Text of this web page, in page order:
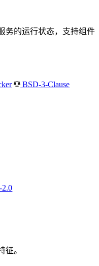
务的运行状态，支持组件
BSD-3-Clause
2.0
征。